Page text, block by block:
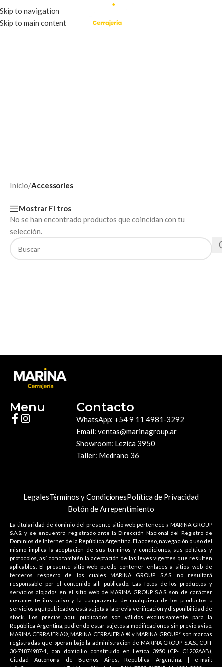
Skip to navigation
Skip to main content
Inicio/Accessories
Mostrar Filtros
No se han encontrado productos que coincidan con tu
selección.
Menu Contacto
WhatsApp: +54 9 11 4981-3292
Email: ventas@marinagroup.ar
Showroom: Lezica 3950
Taller: Medrano 36
LegalesTérminos y CondicionesPolítica de Privacidad
Botón de Arrepentimiento
La titularidad de dominio del presente sitio web pertenece a MARINA GROUP
S.A.S. y se encuentra registrado ante la Dirección Nacional del Registro de
Dominios de Internet de la República Argentina. El acceso, navegación o uso del
mismo implica la aceptación de sus términos y condiciones, sus políticas y
protocolos, así como también la aceptación de las leyes vigentes que resulten
aplicables. El presente sitio web puede contener enlaces a sitios web de
terceros respecto de los cuales MARINA GROUP S.A.S. no resultará
responsable por el contenido allí publicado. Las fotos de los productos y
servicios alojados en el sitio web de MARINA GROUP S.A.S. son de carácter
meramente ilustrativo y la compraventa de cualquiera de los productos o
servicios aquí publicados está sujeta a la previa verificación y disponibilidad de
stock. Los precios aqui publicados son válidos exclusivamente para la
República Argentina, pudiendo estar sujetos a modificaciones sin previo aviso.
MARINA CERRAJERIA®, MARINA CERRAJERIA ® y MARINA GROUP° son marcas
registradas que operan bajo la administración de MARINA GROUP S.A.S., CUIT
30-71874987-1, con domicilio constituido en Lezica 3950 (CP- C1202AAB),
Ciudad Autónoma de Buenos Aires, República Argentina. | e-mail: